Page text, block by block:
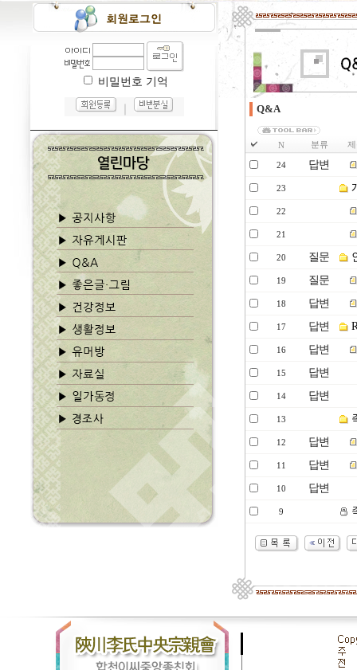
비밀번호 기억
Q&A
N 분류 제
24 답변
23
22
21
20 질문
19 질문
18 답변
17 답변
16 답변
15 답변
14 답변
13
12 답변
11 답변
10 답변
9